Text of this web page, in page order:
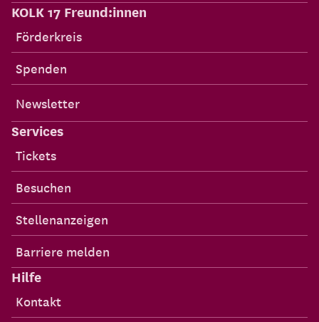
KOLK 17 Freund:innen
Förderkreis
Spenden
Newsletter
Services
Tickets
Besuchen
Stellenanzeigen
Barriere melden
Hilfe
Kontakt